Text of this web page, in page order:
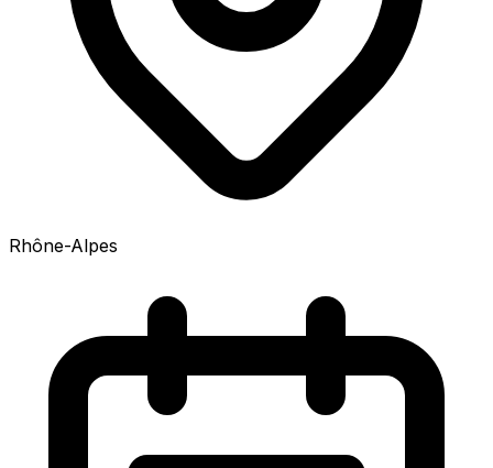
Rhône-Alpes